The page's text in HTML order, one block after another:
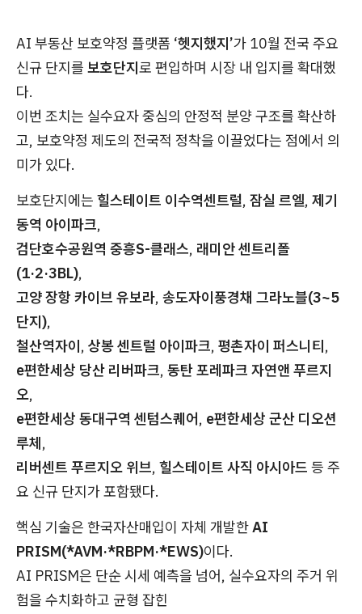
AI 부동산 보호약정 플랫폼 ‘헷지했지’가 10월 전국 주요
신규 단지를 보호단지로 편입하며 시장 내 입지를 확대했
다.
이번 조치는 실수요자 중심의 안정적 분양 구조를 확산하
고, 보호약정 제도의 전국적 정착을 이끌었다는 점에서 의
미가 있다.
보호단지에는 힐스테이트 이수역센트럴, 잠실 르엘, 제기
동역 아이파크,
검단호수공원역 중흥S-클래스, 래미안 센트리폴
(1·2·3BL),
고양 장항 카이브 유보라, 송도자이풍경채 그라노블(3~5
단지),
철산역자이, 상봉 센트럴 아이파크, 평촌자이 퍼스니티,
e편한세상 당산 리버파크, 동탄 포레파크 자연앤 푸르지
오,
e편한세상 동대구역 센텀스퀘어, e편한세상 군산 디오션
루체,
리버센트 푸르지오 위브, 힐스테이트 사직 아시아드 등 주
요 신규 단지가 포함됐다.
핵심 기술은 한국자산매입이 자체 개발한AI
PRISM(*AVM·*RBPM·*EWS)이다.
AI PRISM은 단순 시세 예측을 넘어, 실수요자의 주거 위
험을 수치화하고 균형 잡힌